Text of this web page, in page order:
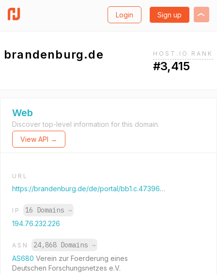
Login Sign up
brandenburg.de HOST.IO RANK
#3,415
Web
Discover top-level information for this domain.
View API →
URL
https://brandenburg.de/de/portal/bb1.c.473964.de
IP 16 Domains →
194.76.232.226
ASN 24,868 Domains →
AS680 Verein zur Foerderung eines
Deutschen Forschungsnetzes e.V.